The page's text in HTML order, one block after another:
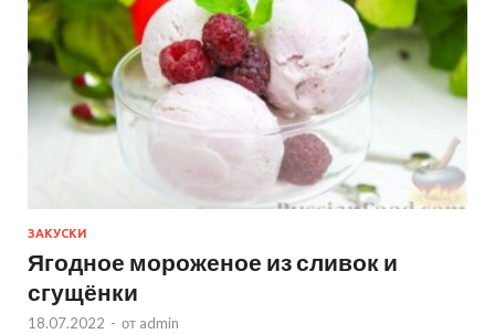
ЗАКУСКИ
Ягодное мороженое из сливок и
сгущёнки
18.07.2022 - от admin